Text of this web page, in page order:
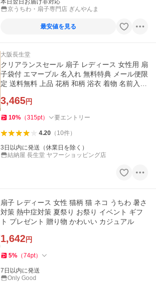
本日翌日お届け非対応
京うちわ・扇子専門店 ぎんやんま
最安値を見る
大阪長生堂
クリアランスセール 扇子 レディース 女性用 扇
子袋付 エマーブル 名入れ 無料特典 メール便限
定 送料無料 上品 花柄 和柄 浴衣 着物 名前入り
3,465円
10% （315pt） 要エントリー
4.20（ 10件）
3日以内に発送（休業日を除く）
結納屋 長生堂 ヤフーショッピング店
扇子 レディース 女性 猫柄 猫 ネコ うちわ 暑さ
対策 熱中症対策 夏祭り お祭り イベント ギフ
ト プレゼント 贈り物 かわいい カジュアル
1,642円
5% （74pt）
7日以内に発送
Only Good